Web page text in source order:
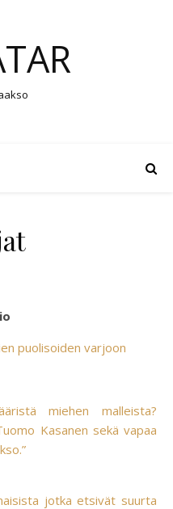
puolisoiden varjoon
miehen malleista?
Kasanen sekä vapaa
jotka etsivät suurta